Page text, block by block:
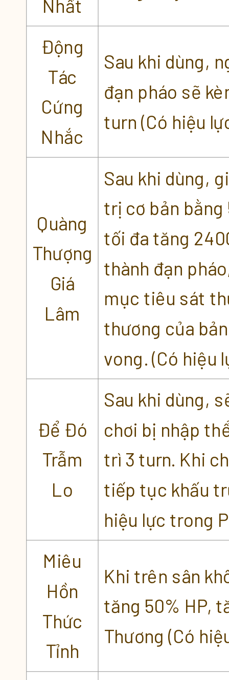
Nhất
Động
Tác
Cứng
Nhắc
Sau khi dùng,
đạn pháo sẽ
turn (Có hiệu
Quàng
Thượng
Giá
Lâm
Sau khi dùng,
trị cơ bản
tối đa tăng
thành đạn
mục tiêu sát
thương của
vong. (Có hiệu
Để Đó
Trẫm
Lo
Sau khi dùng,
chơi bị nhập
trì 3 turn. Khi
tiếp tục khấu
hiệu lực trong
Miêu
Hồn
Thức
Tỉnh
Khi trên sân
tăng 50% HP,
Thương (Có